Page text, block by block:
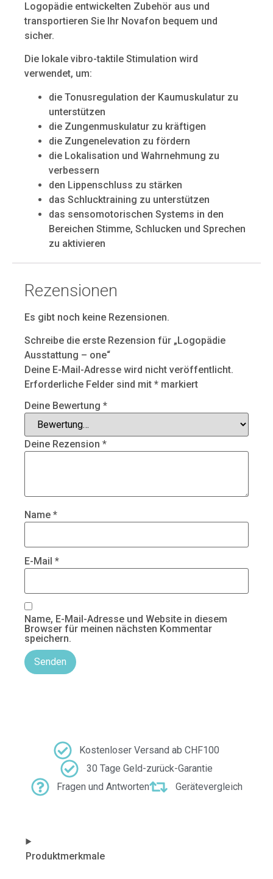
Logopädie entwickelten Zubehör aus und
transportieren Sie Ihr Novafon bequem und
sicher.
Die lokale vibro-taktile Stimulation wird
verwendet, um:
die Tonusregulation der Kaumuskulatur zu
unterstützen
die Zungenmuskulatur zu kräftigen
die Zungenelevation zu fördern
die Lokalisation und Wahrnehmung zu
verbessern
den Lippenschluss zu stärken
das Schlucktraining zu unterstützen
das sensomotorischen Systems in den
Bereichen Stimme, Schlucken und Sprechen
zu aktivieren
Rezensionen
Es gibt noch keine Rezensionen.
Schreibe die erste Rezension für „Logopädie
Ausstattung – one“
Deine E-Mail-Adresse wird nicht veröffentlicht.
Erforderliche Felder sind mit * markiert
Deine Bewertung *
Deine Rezension *
Name *
E-Mail *
Name, E-Mail-Adresse und Website in diesem
Browser für meinen nächsten Kommentar
speichern.
Kostenloser Versand ab CHF100
30 Tage Geld-zurück-Garantie
Fragen und Antworten
Gerätevergleich
Produktmerkmale